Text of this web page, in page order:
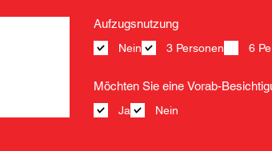
Aufzugsnutzung
Nein 3 Personen 6
Möchten Sie eine Vorab-
Ja Nein